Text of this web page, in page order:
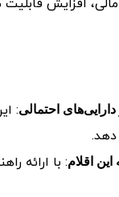
افزایش قابلیت
احتمالی:
دهد.
اقلام: با ارائه